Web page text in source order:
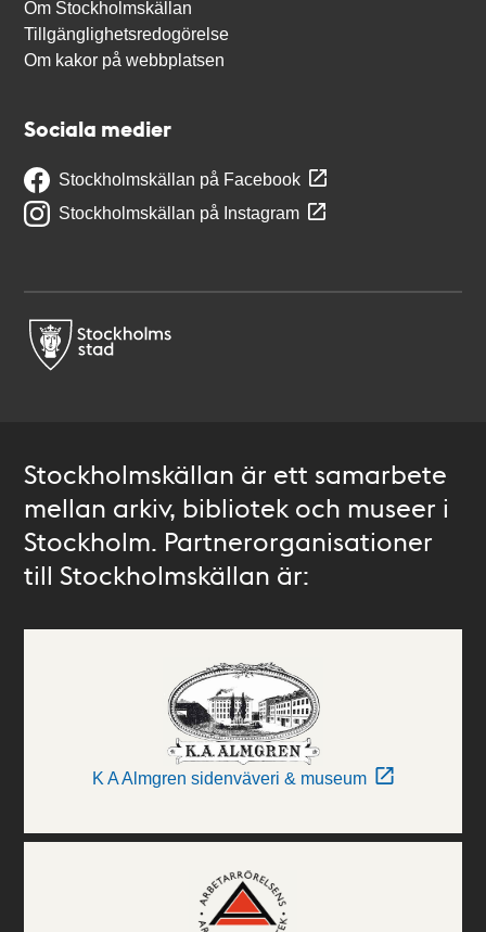
Om Stockholmskällan
Tillgänglighetsredogörelse
Om kakor på webbplatsen
Sociala medier
Stockholmskällan på Facebook
Stockholmskällan på Instagram
Stockholmskällan är ett samarbete
mellan arkiv, bibliotek och museer i
Stockholm. Partnerorganisationer
till Stockholmskällan är:
K A Almgren sidenväveri & museum